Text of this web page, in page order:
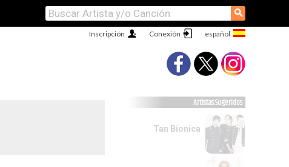
⚲
Conexión
Inscripción
Artistas Sugeridos
Tan Bionica